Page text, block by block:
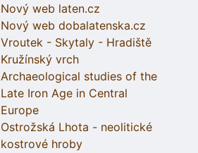
Nový web laten.cz
Nový web dobalatenska.cz
Vroutek - Skytaly - Hradiště
Kružínský vrch
Archaeological studies of the
Late Iron Age in Central
Europe
Ostrožská Lhota - neolitické
kostrové hroby